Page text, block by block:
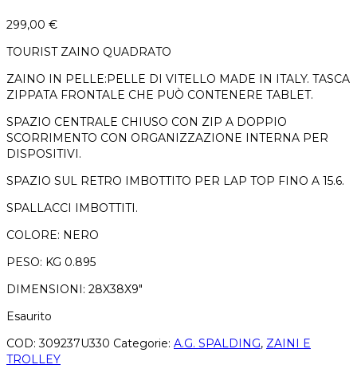
299,00 €
TOURIST ZAINO QUADRATO
ZAINO IN PELLE:PELLE DI VITELLO MADE IN ITALY. TASCA
ZIPPATA FRONTALE CHE PUÒ CONTENERE TABLET.
SPAZIO CENTRALE CHIUSO CON ZIP A DOPPIO
SCORRIMENTO CON ORGANIZZAZIONE INTERNA PER
DISPOSITIVI.
SPAZIO SUL RETRO IMBOTTITO PER LAP TOP FINO A 15.6.
SPALLACCI IMBOTTITI.
COLORE: NERO
PESO: KG 0.895
DIMENSIONI: 28X38X9″
Esaurito
COD:309237U330 Categorie: A.G. SPALDING, ZAINI E
TROLLEY